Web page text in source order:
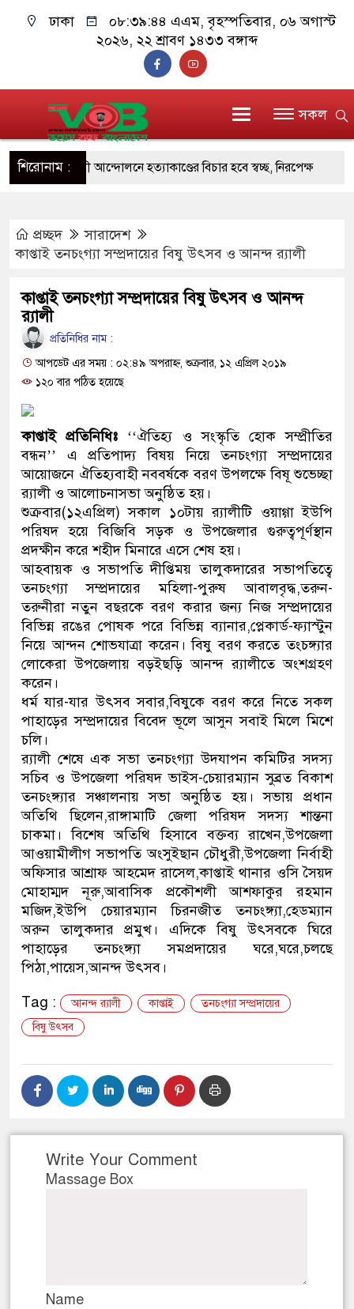
ঢাকা ০৮:৩৯:৪৪ এএম, বৃহস্পতিবার, ০৬ অগাস্ট
২০২৬, ২২ শ্রাবণ ১৪৩৩ বঙ্গাব্দ
সকল
শিরোনাম : আন্দোলনে হত্যাকাণ্ডের বিচার হবে স্বচ্ছ, নিরপেক্ষ
প্রধানমন্ত্রী, মন্ত্রীবর্গ ও সরকারের উচ্চপর্যায়ের কর্মকর্তাদের
জালিয়াতি চক্রের পাঁচ সদস্য গ্রেফতার; বিপুল আলামত
পরিবর্তন চেয়েছে বলেই জুলাই আন্দোলন সফল হয়েছে :
মডেল থানার অভিযানে ৯০ বোতল ফেনসিডিলসহ দুই
গ্রেফতার
লাখ টাকার জাল নোটসহ দুইজনকে গ্রেফতার করেছে গুলশান
সময় বেনজীরের প্রত্যাবর্তন
ও গণতন্ত্রের মূর্তমান প্রতীক বেগম খালেদা জিয়া : তথ্যমন্ত্রী
ভাবে ডেভিড ইমনের কাছে মিলল ভারতীয় আধার কার্ড, নাম
খান’
বিদেশি পিস্তল, ম্যাগাজিন ও গুলিসহ আইনের সঙ্গে সংঘাতে
গ্যাংয়ের চার শিশু আটক
প্রস্তুতিকালে দুইজনকে গ্রেফতার করেছে মিরপুর মডেল
প্রচ্ছদ
সারাদেশ
কাপ্তাই তনচংগ্যা সম্প্রদায়ের বিষু উৎসব ও আনন্দ র‌্যালী
কাপ্তাই তনচংগ্যা সম্প্রদায়ের বিষু উৎসব ও আনন্দ
র‌্যালী
প্রতিনিধির নাম :
আপডেট এর সময় : ০২:৪৯ অপরাহ্ন, শুক্রবার, ১২ এপ্রিল ২০১৯
১২০ বার পঠিত হয়েছে
কাপ্তাই প্রতিনিধিঃ ‘‘ঐতিহ্য ও সংস্কৃতি হোক সম্প্রীতির
বন্ধন’’ এ প্রতিপাদ্য বিষয় নিয়ে তনচংগ্যা সম্প্রদায়ের
আয়োজনে ঐতিহ্যবাহী নববর্ষকে বরণ উপলক্ষে বিষূ শুভেচ্ছা
র‌্যালী ও আলোচনাসভা অনুষ্ঠিত হয়।
শুক্রবার(১২এপ্রিল) সকাল ১০টায় র‌্যালীটি ওয়াগ্গা ইউপি
পরিষদ হয়ে বিজিবি সড়ক ও উপজেলার গুরুত্বপূর্ণস্থান
প্রদক্ষীন করে শহীদ মিনারে এসে শেষ হয়।
আহবায়ক ও সভাপতি দীপ্তিময় তালুকদারের সভাপতিত্বে
তনচংগ্যা সম্প্রদায়ের মহিলা-পুরুষ আবালবৃদ্ধ,তরুন-
তরুনীরা নতুন বছরকে বরণ করার জন্য নিজ সম্প্রদায়ের
বিভিন্ন রঙের পোষক পরে বিভিন্ন ব্যানার,প্লেকার্ড-ফ্যাস্টুন
নিয়ে আন্দন শোভযাত্রা করেন। বিষু বরণ করতে তংচঙ্গ্যার
লোকেরা উপজেলায় বড়ইছড়ি আনন্দ র‌্যালীতে অংশগ্রহণ
করেন।
ধর্ম যার-যার উৎসব সবার,বিষুকে বরণ করে নিতে সকল
পাহাড়ের সম্প্রদায়ের বিবেদ ভূলে আসুন সবাই মিলে মিশে
চলি।
র‌্যালী শেষে এক সভা তনচংগ্যা উদযাপন কমিটির সদস্য
সচিব ও উপজেলা পরিষদ ভাইস-চেয়ারম্যান সুব্রত বিকাশ
তনচংঙ্গ্যার সঞ্চালনায় সভা অনুষ্ঠিত হয়। সভায় প্রধান
অতিথি ছিলেন,রাঙ্গামাটি জেলা পরিষদ সদস্য শান্তনা
চাকমা। বিশেষ অতিথি হিসাবে বক্তব্য রাখেন,উপজেলা
আওয়ামীলীগ সভাপতি অংসুইছান চৌধুরী,উপজেলা নির্বাহী
অফিসার আশ্রাফ আহমেদ রাসেল,কাপ্তাই থানার ওসি সৈয়দ
মোহাম্মদ নূরু,আবাসিক প্রকৌশলী আশফাকুর রহমান
মজিদ,ইউপি চেয়ারম্যান চিরনজীত তনচংঙ্গ্যা,হেডম্যান
অরুন তালুকদার প্রমুখ। এদিকে বিষু উৎসবকে ঘিরে
পাহাড়ের তনচংঙ্গ্যা সমপ্রদায়ের ঘরে,ঘরে,চলছে
পিঠা,পায়েস,আনন্দ উৎসব।
Tag :
আনন্দ র‌্যালী কাপ্তাই
তনচংগ্যা সম্প্রদায়ের
বিষু উৎসব
Write Your Comment
Massage Box
Name